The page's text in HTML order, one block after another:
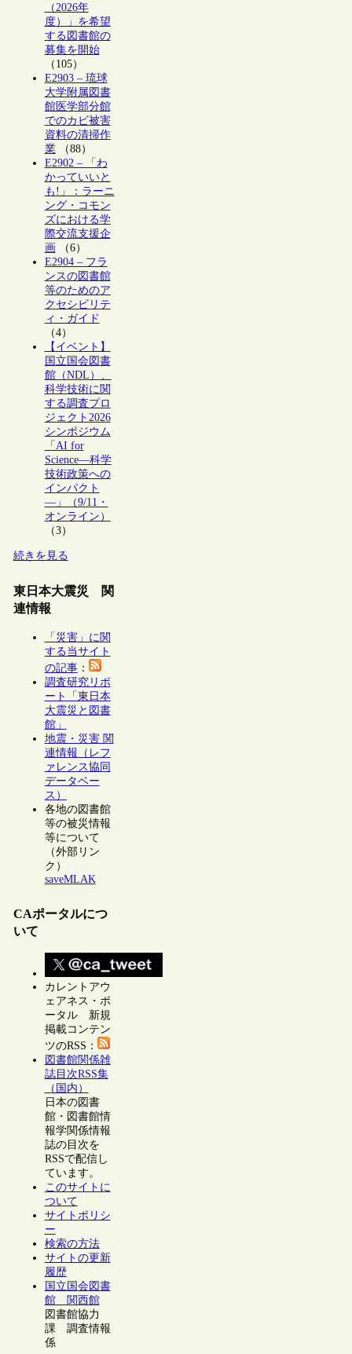
（2026年
度）」を希望
する図書館の
募集を開始
（105）
E2903 – 琉球
大学附属図書
館医学部分館
でのカビ被害
資料の清掃作
業（88）
E2902 – 「わ
かっていいと
も!」：ラーニ
ング・コモン
ズにおける学
際交流支援企
画 （6）
E2904 – フラ
ンスの図書館
等のためのア
クセシビリテ
ィ・ガイド
（4）
【イベント】
国立国会図書
館（NDL）、
科学技術に関
する調査プロ
ジェクト2026
シンポジウム
「AI for
Science―科学
技術政策への
インパクト
―」（9/11・
オンライン）
（3）
続きを見る
東日本大震災 関
連情報
「災害」に関
する当サイト
の記事：
調査研究リポ
ート「東日本
大震災と図書
館」
地震・災害 関
連情報（レフ
ァレンス協同
データベー
ス）
各地の図書館
等の被災情報
等について
（外部リン
ク）
saveMLAK
CAポータルにつ
いて
カレントアウ
ェアネス・ポ
ータル 新規
掲載コンテン
ツのRSS：
図書館関係雑
誌目次RSS集
（国内）
日本の図書
館・図書館情
報学関係情報
誌の目次を
RSSで配信し
ています。
このサイトに
ついて
サイトポリシ
ー
検索の方法
サイトの更新
履歴
国立国会図書
館 関西館
図書館協力
課 調査情報
係